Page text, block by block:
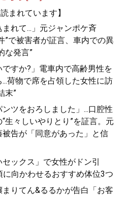
まれています】
れて...」元ジャンポケ斉
”で被害者が証言、車内での異
な発言”
すか?」電車内で高齢男性を
荷物で席を占領した女性に訪
末”
ツをおろしました」...口腔性
生々しいやりとり”を証言。元
被告が「同意があった」と信
ックス」で女性がドン引
に向かわせるおすすめ体位3つ
りてん&るるかが告白「お客